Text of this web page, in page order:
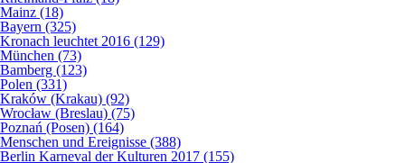
Mainz (18)
Bayern (325)
Kronach leuchtet 2016 (129)
München (73)
Bamberg (123)
Polen (331)
Kraków (Krakau) (92)
Wrocław (Breslau) (75)
Poznań (Posen) (164)
Menschen und Ereignisse (388)
Berlin Karneval der Kulturen 2017 (155)